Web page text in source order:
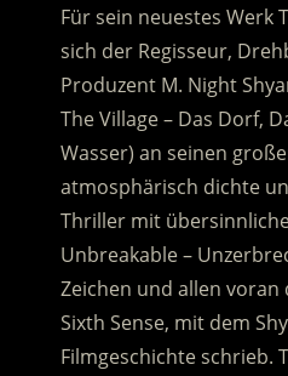
Für sein neuestes Werk
sich der Regisseur,
Produzent M. Night
The Village – Das Dorf,
Wasser) an seinen
atmosphärisch dichte
Thriller mit
Unbreakable –
Zeichen und allen voran
Sixth Sense, mit dem
Filmgeschichte schrieb.